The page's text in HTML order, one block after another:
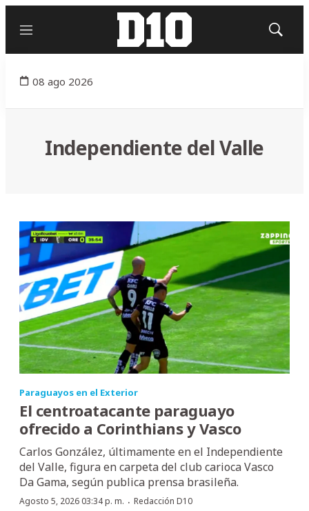
Menú
Mostrar
08 ago 2026
Independiente del Valle
Paraguayos en el Exterior
El centroatacante paraguayo
ofrecido a Corinthians y Vasco
Carlos González, últimamente en el Independiente
del Valle, figura en carpeta del club carioca Vasco
Da Gama, según publica prensa brasileña.
Agosto 5, 2026 03:34 p. m. · Redacción D10